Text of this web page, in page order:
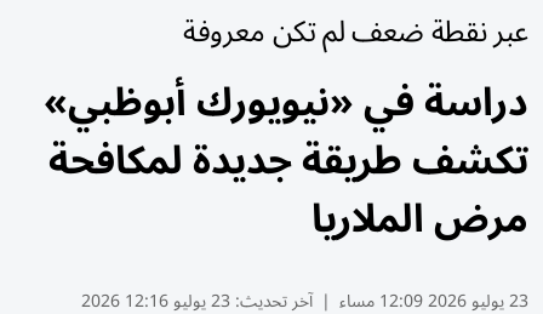
عبر نقطة ضعف لم تكن معروفة
دراسة في «نيويورك أبوظبي»
تكشف طريقة جديدة لمكافحة
مرض الملاريا
23 يوليو 2026 12:09 مساء | آخر تحديث: 23 يوليو 12:16 2026